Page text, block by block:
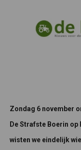
Zondag 6 november
De Strafste Boerin
wisten we eindelijk